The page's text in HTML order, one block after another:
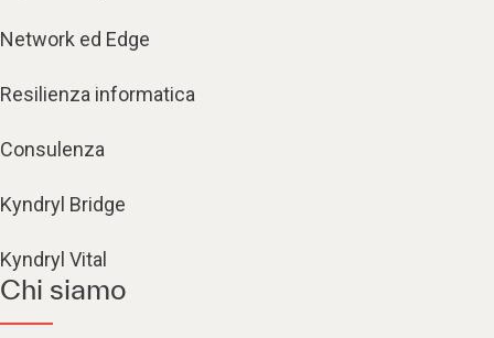
Network ed Edge
Resilienza informatica
Consulenza
Kyndryl Bridge
Kyndryl Vital
Chi siamo